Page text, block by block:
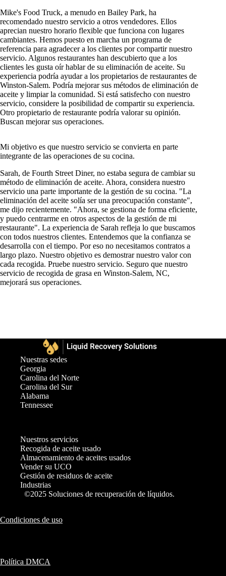
Mike's Food Truck, a menudo en Bailey Park, ha
recomendado nuestro servicio a otros vendedores. Ellos
aprecian nuestro horario flexible que funciona con lugares
cambiantes. Hemos puesto en marcha un programa de
referencia para agradecer a los clientes por compartir nuestro
servicio. Algunos restaurantes han descubierto que a los
clientes les gusta oír hablar de su eliminación de aceite. Su
experiencia podría ayudar a los propietarios de restaurantes de
Winston-Salem. Podría mejorar sus métodos de eliminación de
aceite y limpiar la comunidad. Si está satisfecho con nuestro
servicio, considere la posibilidad de compartir su experiencia.
Otro propietario de restaurante podría valorar su opinión.
Buscan mejorar sus operaciones.
Mi objetivo es que nuestro servicio se convierta en parte
integrante de las operaciones de su cocina.
Sarah, de Fourth Street Diner, no estaba segura de cambiar su
método de eliminación de aceite. Ahora, considera nuestro
servicio una parte importante de la gestión de su cocina. "La
eliminación del aceite solía ser una preocupación constante",
me dijo recientemente. "Ahora, se gestiona de forma eficiente,
y puedo centrarme en otros aspectos de la gestión de mi
restaurante". La experiencia de Sarah refleja lo que buscamos
con todos nuestros clientes. Entendemos que la confianza se
desarrolla con el tiempo. Por eso no necesitamos contratos a
largo plazo. Nuestro objetivo es demostrar nuestro valor con
cada recogida. Pruebe nuestro servicio. Seguro que nuestro
servicio de recogida de grasa en Winston-Salem, NC,
mejorará sus operaciones.
Nuestras sedes
Georgia
Carolina del Norte
Carolina del Sur
Alabama
Tennessee
Nuestros servicios
Recogida de aceite usado
Almacenamiento de aceites usados
Vender su UCO
Gestión de residuos de aceite
Industrias
©2025 Soluciones de recuperación de líquidos.
Condiciones de uso
Política DMCA